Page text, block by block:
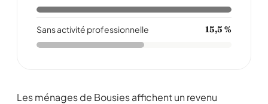
Sans activité professionnelle 15,5 %
Les ménages de Bousies affichent un revenu